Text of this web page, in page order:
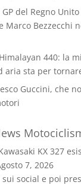
GP del Regno
Marco Bezzecchi
440: la
aria sta per
Guccini, che
KX 327
7, 2026
social e poi